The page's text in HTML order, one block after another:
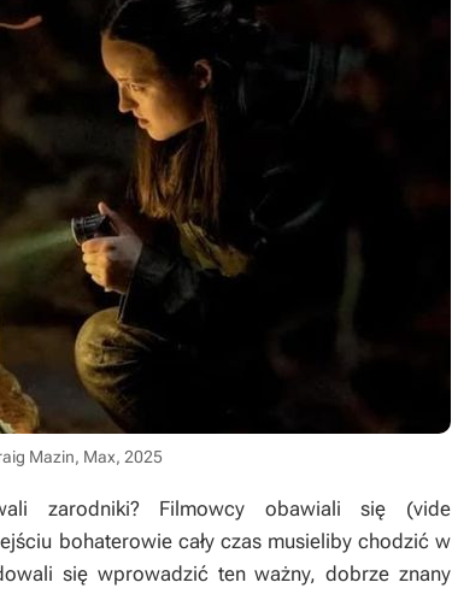
Mazin, Max, 2025
zarodniki? Filmowcy obawiali się (vide
bohaterowie cały czas musieliby chodzić w
się wprowadzić ten ważny, dobrze znany